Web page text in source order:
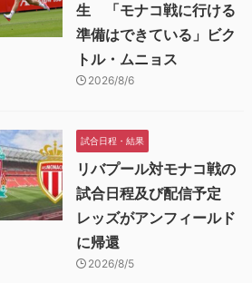
生 「モナコ戦に行ける
準備はできている」ビク
トル・ムニョス
2026/8/6
試合日程・結果
リバプール対モナコ戦の
試合日程及び配信予定
レッズがアンフィールド
に帰還
2026/8/5